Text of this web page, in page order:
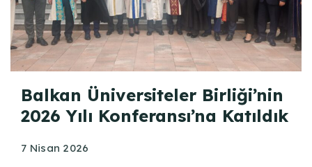
Balkan Üniversiteler Birliği’nin
2026 Yılı Konferansı’na Katıldık
7 Nisan 2026